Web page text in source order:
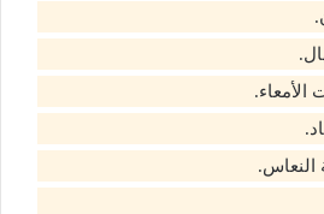
الأمعاء.
النعاس.